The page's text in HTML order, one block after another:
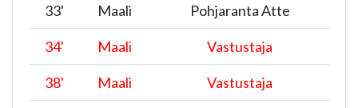
33' Maali Pohjaranta Atte
34' Maali Vastustaja
38' Maali Vastustaja